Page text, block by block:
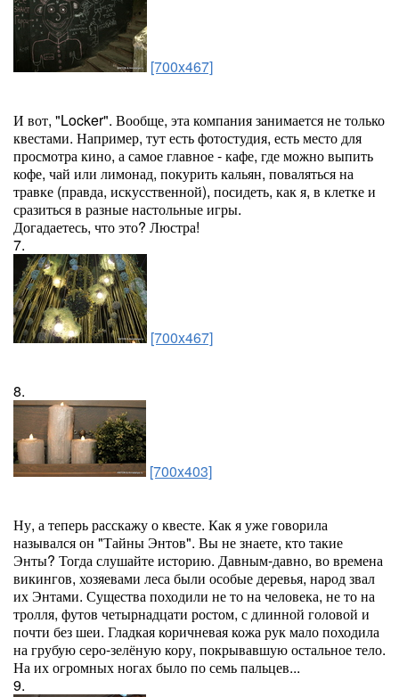
[700x467]
И вот, "Locker". Вообще, эта компания занимается не только
квестами. Например, тут есть фотостудия, есть место для
просмотра кино, а самое главное - кафе, где можно выпить
кофе, чай или лимонад, покурить кальян, поваляться на
травке (правда, искусственной), посидеть, как я, в клетке и
сразиться в разные настольные игры.
Догадаетесь, что это? Люстра!
7.
[700x467]
8.
[700x403]
Ну, а теперь расскажу о квесте. Как я уже говорила
назывался он "Тайны Энтов". Вы не знаете, кто такие
Энты? Тогда слушайте историю. Давным-давно, во времена
викингов, хозяевами леса были особые деревья, народ звал
их Энтами. Существа походили не то на человека, не то на
тролля, футов четырнадцати ростом, с длинной головой и
почти без шеи. Гладкая коричневая кожа рук мало походила
на грубую серо-зелёную кору, покрывавшую остальное тело.
На их огромных ногах было по семь пальцев...
9.